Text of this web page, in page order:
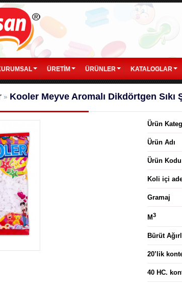
ÜRETİM ÜRÜNLER KATALOGLAR
Kooler Meyve Aromalı Dikdörtgen Sıkı
Ürün
Ürün Adı
Ürün Kodu
Koli içi
Gramaj
M3
Bürüt
20’lik
40 HC.